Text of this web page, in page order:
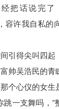
把话说完了
容许我自私的
引得尖叫四起
帅吴浩民的青
个心仪的女生
跳一支舞吗，”